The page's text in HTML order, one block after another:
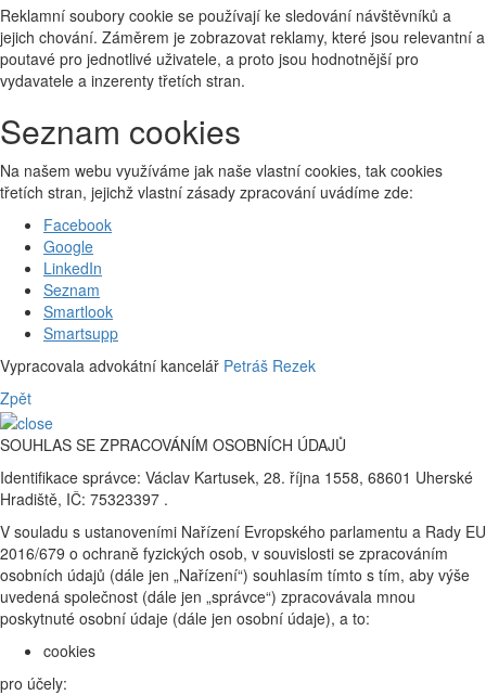
Reklamní soubory cookie se používají ke sledování návštěvníků a
jejich chování. Záměrem je zobrazovat reklamy, které jsou relevantní a
poutavé pro jednotlivé uživatele, a proto jsou hodnotnější pro
vydavatele a inzerenty třetích stran.
Seznam cookies
Na našem webu využíváme jak naše vlastní cookies, tak cookies
třetích stran, jejichž vlastní zásady zpracování uvádíme zde:
Facebook
Google
LinkedIn
Seznam
Smartlook
Smartsupp
Vypracovala advokátní kancelář Petráš Rezek
Zpět
SOUHLAS SE ZPRACOVÁNÍM OSOBNÍCH ÚDAJŮ
Identifikace správce: Václav Kartusek, 28. října 1558, 68601 Uherské
Hradiště, IČ: 75323397 .
V souladu s ustanoveními Nařízení Evropského parlamentu a Rady EU
2016/679 o ochraně fyzických osob, v souvislosti se zpracováním
osobních údajů (dále jen „Nařízení“) souhlasím tímto s tím, aby výše
uvedená společnost (dále jen „správce“) zpracovávala mnou
poskytnuté osobní údaje (dále jen osobní údaje), a to:
cookies
pro účely: